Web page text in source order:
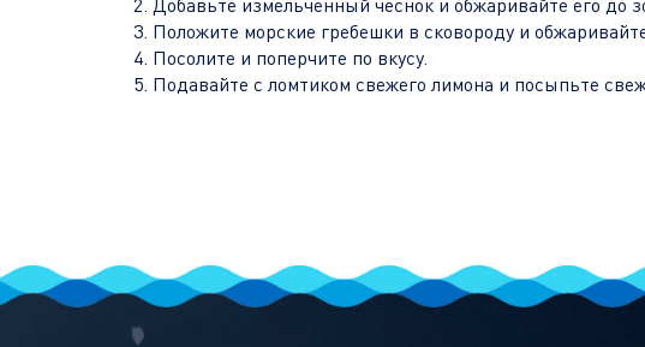
Добавьте измельченный чеснок и обжаривайте его до
Положите морские гребешки в сковороду и
Посолите и поперчите по вкусу.
Подавайте с ломтиком свежего лимона и посыпьте